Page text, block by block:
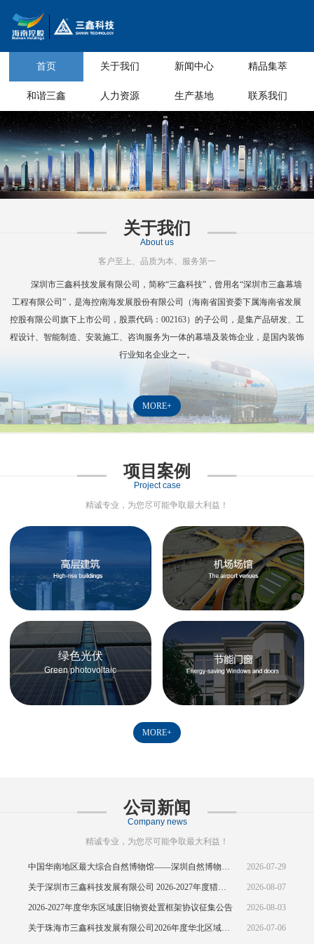
首页 关于我们 新闻中心 精品集萃
和谐三鑫 人力资源 生产基地 联系我们
关于我们
About us
客户至上、品质为本、服务第一
深圳市三鑫科技发展有限公司，简称“三鑫科技”，曾用名“深圳市三鑫幕墙
工程有限公司”，是海控南海发展股份有限公司（海南省国资委下属海南省发展
控股有限公司旗下上市公司，股票代码： 002163）的子公司，是集产品研发、工
程设计、智能制造、安装施工、咨询服务为一体的幕墙及装饰企业，是国内装饰
行业知名企业之一。
MORE+
项目案例
Project case
精诚专业，为您尽可能争取最大利益！
绿色光伏
Green photovoltaic
MORE+
公司新闻
Company news
精诚专业，为您尽可能争取最大利益！
2026-07-29
2026-08-07
2026-2027年度华东区域废旧物资处置框架协议征集公告 2026-08-03
2026-07-06